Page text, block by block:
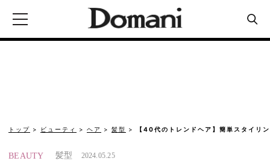
トップ ビューティ ヘア 髪型 【40代のトレンドヘア】簡単スタイリ
BEAUTY 髪型 2024.05.25